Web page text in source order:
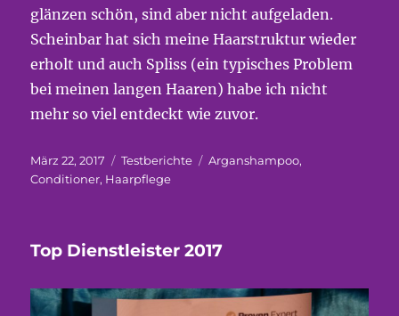
glänzen schön, sind aber nicht aufgeladen.
Scheinbar hat sich meine Haarstruktur wieder
erholt und auch Spliss (ein typisches Problem
bei meinen langen Haaren) habe ich nicht
mehr so viel entdeckt wie zuvor.
Veröffentlicht
am
März 22, 2017 Kategorien
Testberichte Schlagwörter
Arganshampoo,
Conditioner, Haarpflege
Top Dienstleister 2017